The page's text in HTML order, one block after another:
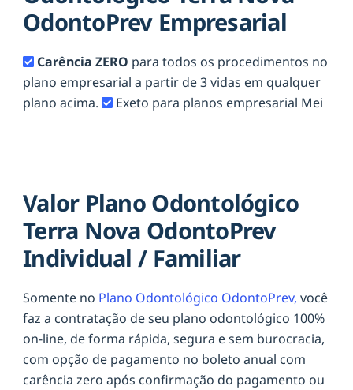
OdontoPrev Empresarial
Carência ZERO para todos os procedimentos no
plano empresarial a partir de 3 vidas em qualquer
plano acima.
Exeto para planos empresarial Mei
Valor Plano Odontológico
Terra Nova OdontoPrev
Individual / Familiar
Somente no Plano Odontológico OdontoPrev, você
faz a contratação de seu plano odontológico 100%
on-line, de forma rápida, segura e sem burocracia,
com opção de pagamento no boleto anual com
carência zero após confirmação do pagamento ou